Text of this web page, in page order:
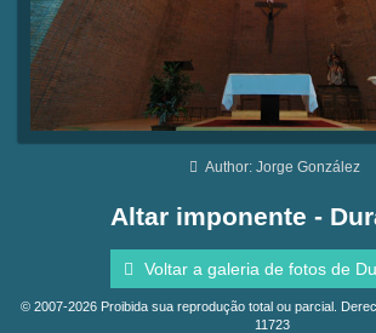
Author: Jorge González
Altar imponente -
Voltar a galeria de fotos de
© 2007-2026 Proibida sua reprodução total ou parcial.
11723